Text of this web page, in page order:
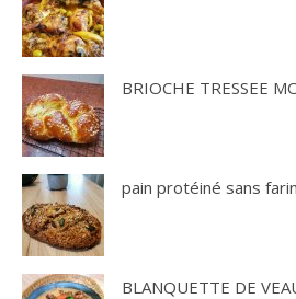
BRIOCHE TRESSEE
pain protéiné sans
BLANQUETTE DE